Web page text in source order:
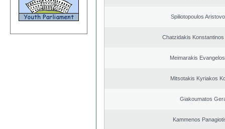
Spiliotopoulos
Chatzidakis
Meimarakis
Mitsotakis Kyriakos
Giakoumatos
Kammenos